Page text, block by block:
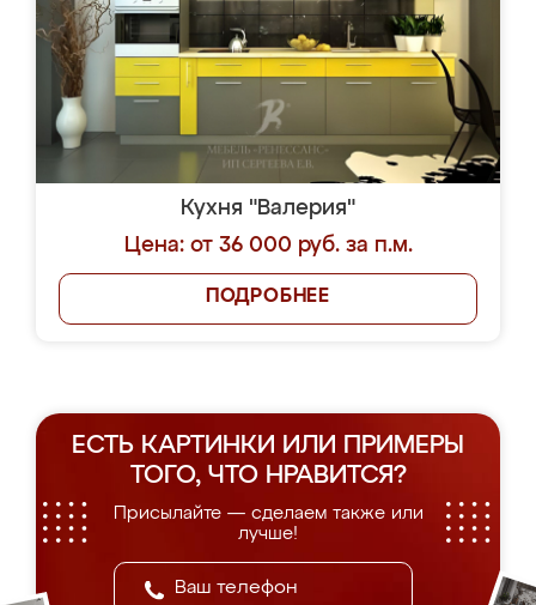
Кухня "Валерия"
Цена: от 36 000 руб. за п.м.
ПОДРОБНЕЕ
ЕСТЬ КАРТИНКИ ИЛИ ПРИМЕРЫ
ТОГО, ЧТО НРАВИТСЯ?
Присылайте — сделаем также или
лучше!